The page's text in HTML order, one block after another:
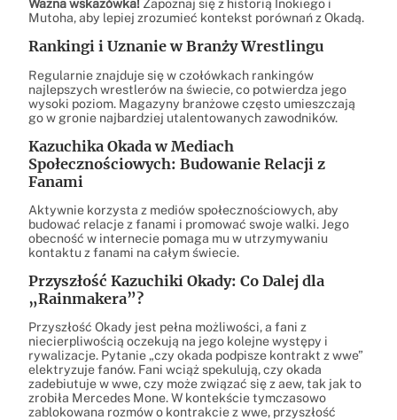
Ważna wskazówka! Zapoznaj się z historią Inokiego i
Mutoha, aby lepiej zrozumieć kontekst porównań z Okadą.
Rankingi i Uznanie w Branży Wrestlingu
Regularnie znajduje się w czołówkach rankingów
najlepszych wrestlerów na świecie, co potwierdza jego
wysoki poziom. Magazyny branżowe często umieszczają
go w gronie najbardziej utalentowanych zawodników.
Kazuchika Okada w Mediach
Społecznościowych: Budowanie Relacji z
Fanami
Aktywnie korzysta z mediów społecznościowych, aby
budować relacje z fanami i promować swoje walki. Jego
obecność w internecie pomaga mu w utrzymywaniu
kontaktu z fanami na całym świecie.
Przyszłość Kazuchiki Okady: Co Dalej dla
„Rainmakera”?
Przyszłość Okady jest pełna możliwości, a fani z
niecierpliwością oczekują na jego kolejne występy i
rywalizacje. Pytanie „czy okada podpisze kontrakt z wwe”
elektryzuje fanów. Fani wciąż spekulują, czy okada
zadebiutuje w wwe, czy może związać się z aew, tak jak to
zrobiła Mercedes Mone. W kontekście tymczasowo
zablokowana rozmów o kontrakcie z wwe, przyszłość